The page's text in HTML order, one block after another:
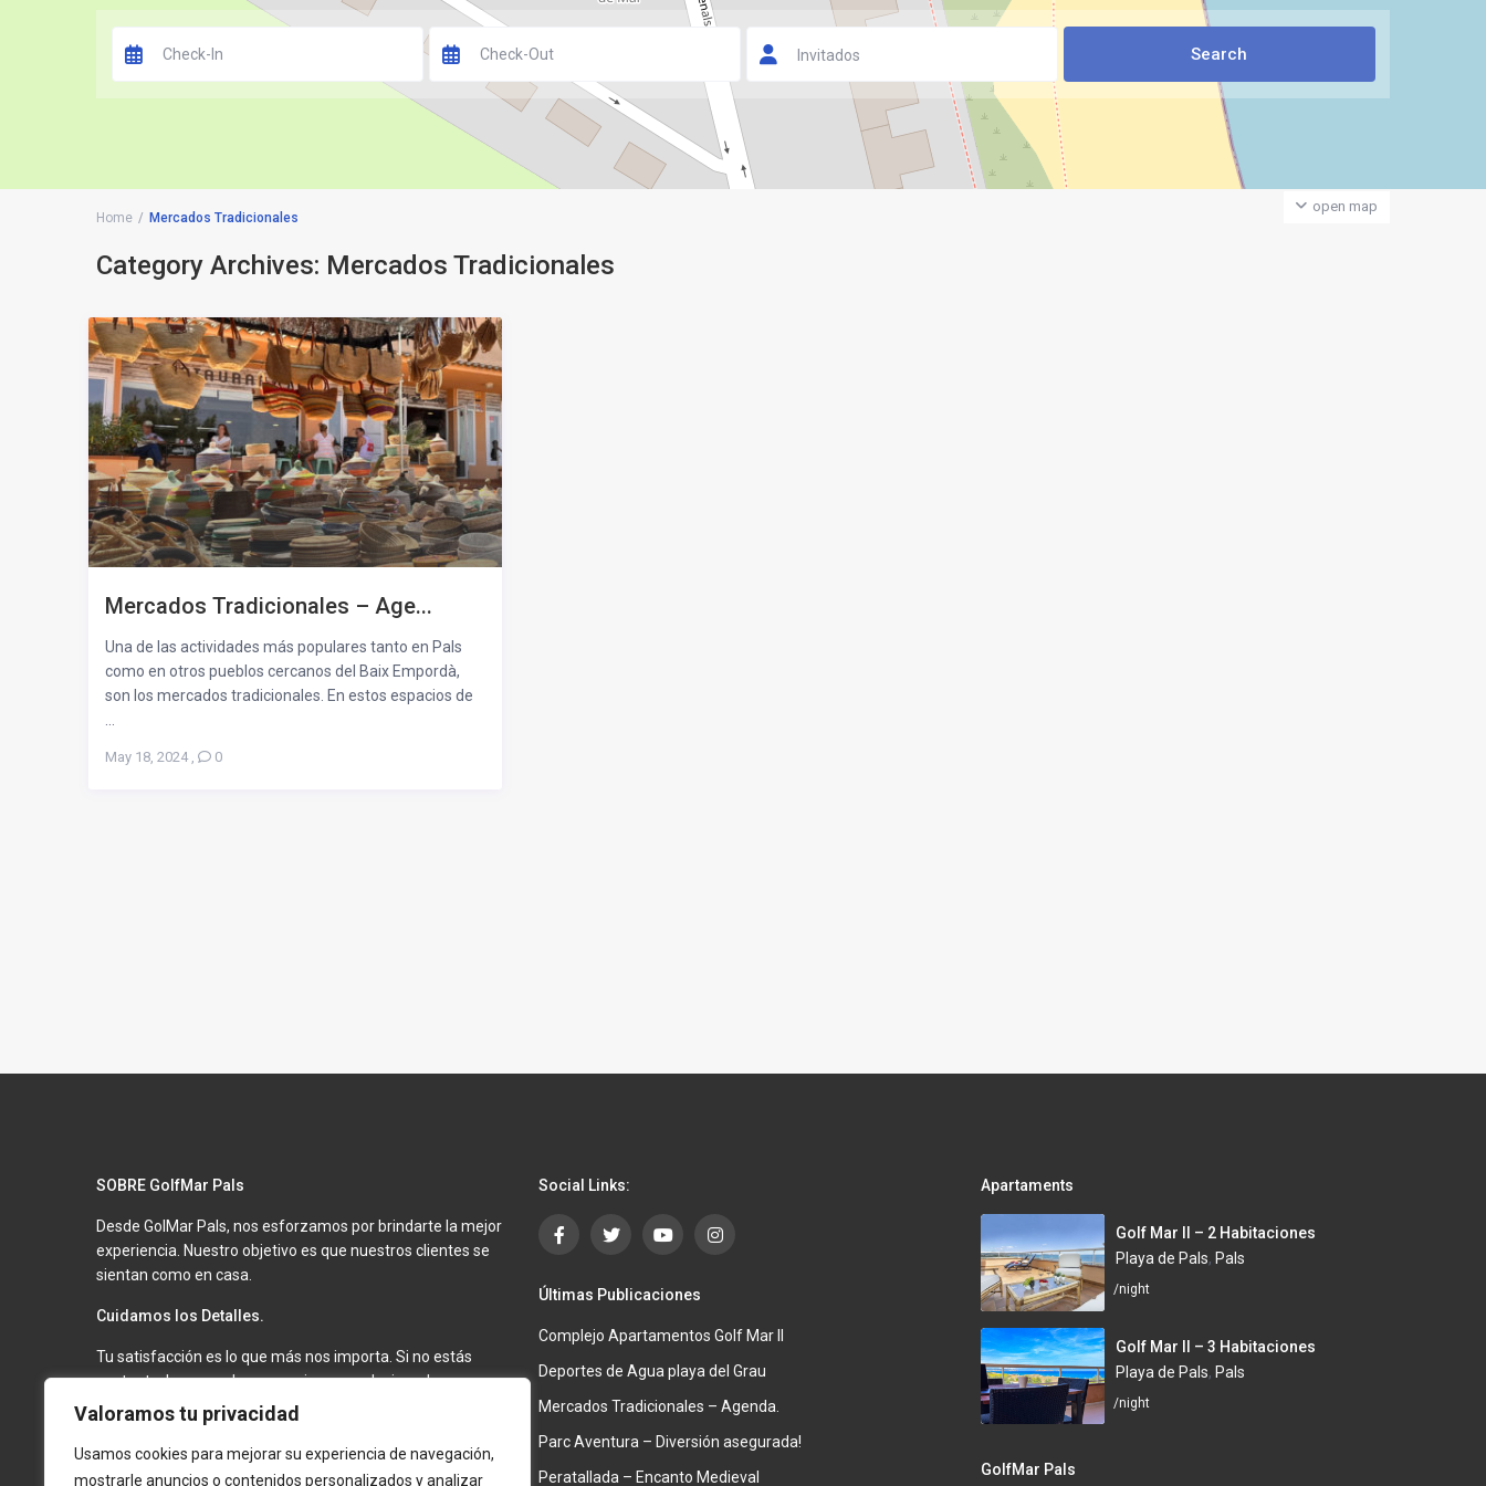
Valoramos tu privacidad
Usamos cookies para mejorar su experiencia de navegación,
mostrarle anuncios o contenidos personalizados y analizar
open map
Invitados
Home Mercados Tradicionales
Category Archives: Mercados Tradicionales
Mercados Tradicionales – Age...
Una de las actividades más populares tanto en Pals
como en otros pueblos cercanos del Baix Empordà,
son los mercados tradicionales. En estos espacios de
...
May 18, 2024, 0
SOBRE GolfMar Pals
Desde GolMar Pals, nos esforzamos por brindarte la mejor
experiencia. Nuestro objetivo es que nuestros clientes se
sientan como en casa.
Cuidamos los Detalles.
Tu satisfacción es lo que más nos importa. Si no estás
contento, haremos lo necesario para solucionarlo.
Mantenemos nuestros apartamentos en óptimas
condiciones para que tu estancia sea inolvidable.
Privacidad y Seguridad.
Social Links:
Últimas Publicaciones
Complejo Apartamentos Golf Mar II
Deportes de Agua playa del Grau
Mercados Tradicionales – Agenda.
Parc Aventura – Diversión asegurada!
Peratallada – Encanto Medieval
Apartaments
Golf Mar II – 2 Habitaciones
Playa de Pals, Pals
/night
Golf Mar II – 3 Habitaciones
Playa de Pals, Pals
/night
GolfMar Pals